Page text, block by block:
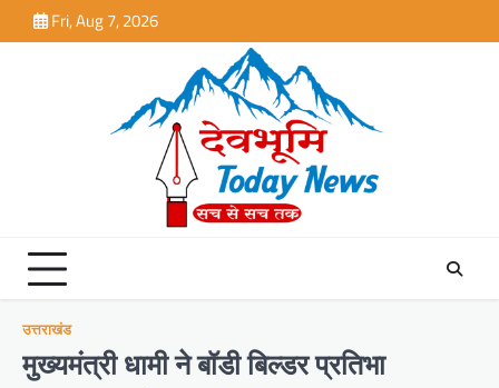
to
Fri, Aug 7, 2026
उत्तराखंड
मुख्यमंत्री धामी ने बॉडी बिल्डर प्रतिभा